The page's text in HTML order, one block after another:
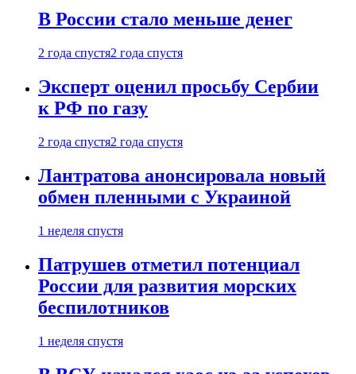
В России стало меньше денег
2 года спустя2 года спустя
Эксперт оценил просьбу Сербии
к РФ по газу
2 года спустя2 года спустя
Лантратова анонсировала новый
обмен пленными с Украиной
1 неделя спустя
Патрушев отметил потенциал
России для развития морских
беспилотников
1 неделя спустя